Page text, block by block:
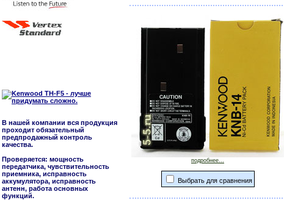
В нашей компании вся продукция
проходит обязательный
предпродажный контроль
качества.
Проверяется: мощность
передатчика, чувствительность
приемника, исправность
аккумулятора, исправность
антенн, работа основных
функций.
подробнее...
Выбрать для сравнения